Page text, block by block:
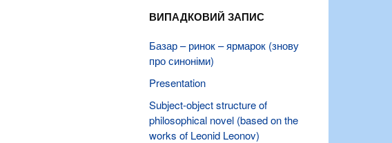
ВИПАДКОВИЙ ЗАПИС
Базар – ринок – ярмарок (знову
про синоніми)
Presentation
Subject-object structure of
philosophical novel (based on the
works of Leonid Leonov)